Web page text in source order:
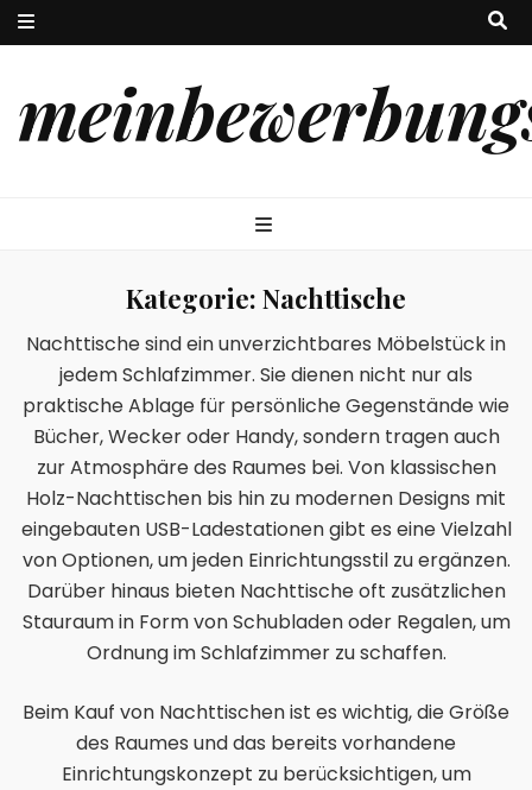
Kategorie: Nachttische
Nachttische sind ein unverzichtbares Möbelstück in
jedem Schlafzimmer. Sie dienen nicht nur als
praktische Ablage für persönliche Gegenstände wie
Bücher, Wecker oder Handy, sondern tragen auch
zur Atmosphäre des Raumes bei. Von klassischen
Holz-Nachttischen bis hin zu modernen Designs mit
eingebauten USB-Ladestationen gibt es eine Vielzahl
von Optionen, um jeden Einrichtungsstil zu ergänzen.
Darüber hinaus bieten Nachttische oft zusätzlichen
Stauraum in Form von Schubladen oder Regalen, um
Ordnung im Schlafzimmer zu schaffen.
Beim Kauf von Nachttischen ist es wichtig, die Größe
des Raumes und das bereits vorhandene
Einrichtungskonzept zu berücksichtigen, um